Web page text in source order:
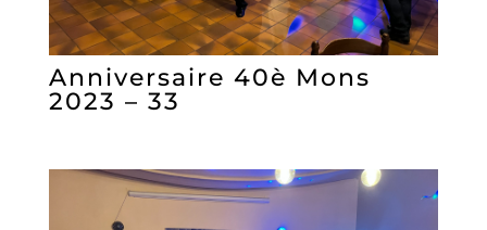
Anniversaire 40è Mons
2023 – 33